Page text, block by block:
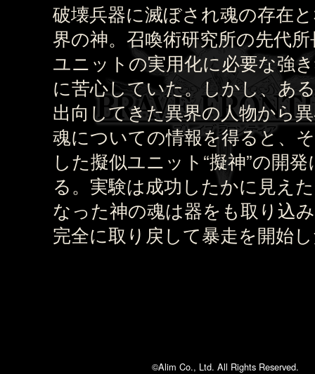
破壊兵器に滅ぼされ魂の存在
界の神。召喚術研究所の先代
ユニットの実用化に必要な強
に苦心していた。しかし、あ
出向してきた異界の人物から
魂についての情報を得ると、
した擬似ユニット“擬神”の開
る。実験は成功したかに見え
なった神の魂は器をも取り込
完全に取り戻して暴走を開始
©Alim Co., Ltd. All Rights Reserved.